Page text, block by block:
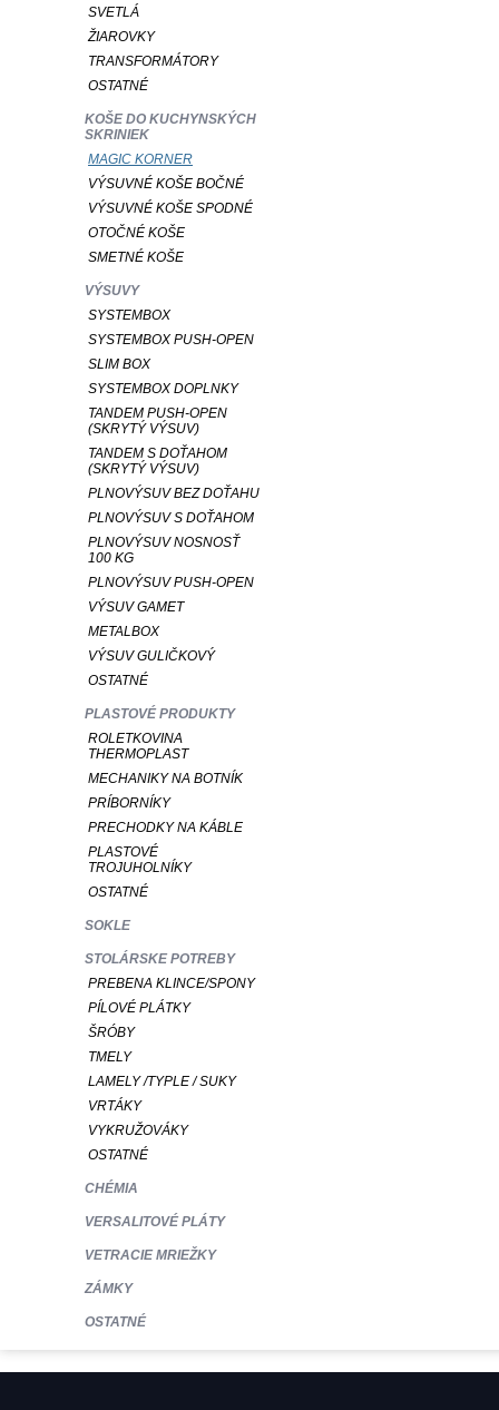
SVETLÁ
ŽIAROVKY
TRANSFORMÁTORY
OSTATNÉ
KOŠE DO KUCHYNSKÝCH
SKRINIEK
MAGIC KORNER
VÝSUVNÉ KOŠE BOČNÉ
VÝSUVNÉ KOŠE SPODNÉ
OTOČNÉ KOŠE
SMETNÉ KOŠE
VÝSUVY
SYSTEMBOX
SYSTEMBOX PUSH-OPEN
SLIM BOX
SYSTEMBOX DOPLNKY
TANDEM PUSH-OPEN
(SKRYTÝ VÝSUV)
TANDEM S DOŤAHOM
(SKRYTÝ VÝSUV)
PLNOVÝSUV BEZ DOŤAHU
PLNOVÝSUV S DOŤAHOM
PLNOVÝSUV NOSNOSŤ
100 KG
PLNOVÝSUV PUSH-OPEN
VÝSUV GAMET
METALBOX
VÝSUV GULIČKOVÝ
OSTATNÉ
PLASTOVÉ PRODUKTY
ROLETKOVINA
THERMOPLAST
MECHANIKY NA BOTNÍK
PRÍBORNÍKY
PRECHODKY NA KÁBLE
PLASTOVÉ
TROJUHOLNÍKY
OSTATNÉ
SOKLE
STOLÁRSKE POTREBY
PREBENA KLINCE/SPONY
PÍLOVÉ PLÁTKY
ŠRÓBY
TMELY
LAMELY /TYPLE / SUKY
VRTÁKY
VYKRUŽOVÁKY
OSTATNÉ
CHÉMIA
VERSALITOVÉ PLÁTY
VETRACIE MRIEŽKY
ZÁMKY
OSTATNÉ